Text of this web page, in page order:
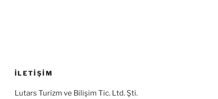
İLETİŞİM
Lutars Turizm ve Bilişim Tic. Ltd. Şti.